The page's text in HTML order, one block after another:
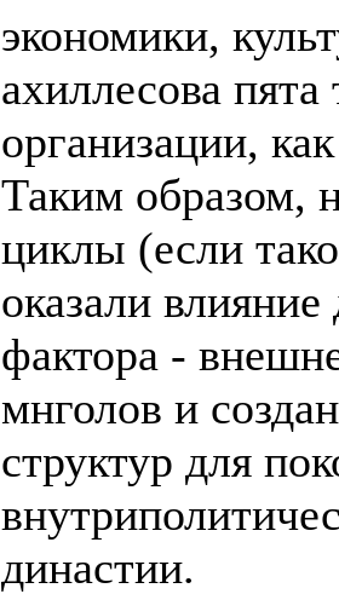
экономики,
ахиллесова
организации,
Таким образом,
циклы (если
оказали
фактора -
мнголов и
структур для
династии.